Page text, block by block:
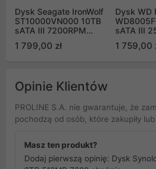
Dysk Seagate IronWolf
ST10000VN000 10TB
sATA III 7200RPM
1 799,00 zł
Dysk WD
sATA III
1 759,00
Opinie Klientów
PROLINE S.A. nie gwarantuje, że
pochodzą od osób, które zakupiły
Masz ten produkt?
Dodaj pierwszą opinię: Dysk